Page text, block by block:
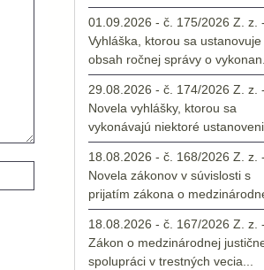
01.09.2026 - č. 175/2026 Z. z. -
Vyhláška, ktorou sa ustanovuje
obsah ročnej správy o
29.08.2026 - č. 174/2026 Z. z. -
Novela vyhlášky, ktorou sa
vykonávajú niektoré
18.08.2026 - č. 168/2026 Z. z. -
Novela zákonov v súvislosti s
prijatím zákona o
18.08.2026 - č. 167/2026 Z. z. -
Zákon o medzinárodnej
spolupráci v trestných vecia...